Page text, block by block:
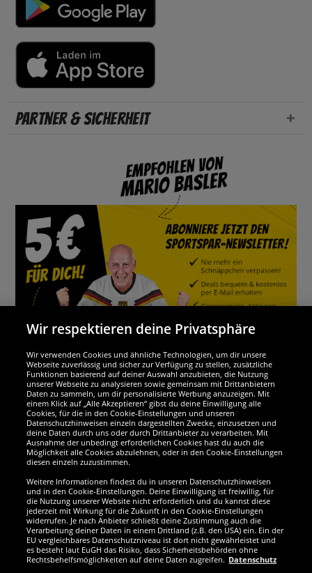
Partner & Sicherheit
Wir sind ausgezeichnet
Werde SportSpar-Fan!
Wir respektieren deine Privatsphäre
Wir verwenden Cookies und ähnliche Technologien, um dir unsere
Webseite zuverlässig und sicher zur Verfügung zu stellen, zusätzliche
Funktionen basierend auf deiner Auswahl anzubieten, die Nutzung
unserer Webseite zu analysieren sowie gemeinsam mit Drittanbietern
Daten zu sammeln, um dir personalisierte Werbung anzuzeigen. Mit
einem Klick auf „Alle Akzeptieren“ gibst du deine Einwilligung alle
Cookies, für die in den Cookie-Einstellungen und unseren
Datenschutzhinweisen einzeln dargestellten Zwecke, einzusetzen und
deine Daten durch uns oder durch Drittanbieter zu verarbeiten. Mit
Ausnahme der unbedingt erforderlichen Cookies hast du auch die
Möglichkeit alle Cookies abzulehnen, oder in den Cookie-Einstellungen
diesen einzeln zuzustimmen.
Weitere Informationen findest du in unseren Datenschutzhinweisen
und in den Cookie-Einstellungen. Deine Einwilligung ist freiwillig, für
die Nutzung unserer Website nicht erforderlich und du kannst diese
jederzeit mit Wirkung für die Zukunft in den Cookie-Einstellungen
widerrufen. Je nach Anbieter schließt deine Zustimmung auch die
Verarbeitung deiner Daten in einem Drittland (z.B. den USA) ein. Ein der
EU vergleichbares Datenschutzniveau ist dort nicht gewährleistet und
es besteht laut EuGH das Risiko, dass Sicherheitsbehörden ohne
Rechtsbehelfsmöglichkeiten auf deine Daten zugreifen. Datenschutz